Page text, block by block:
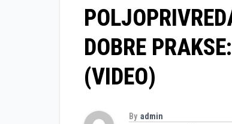
DOBRE
(VIDEO)
By admin